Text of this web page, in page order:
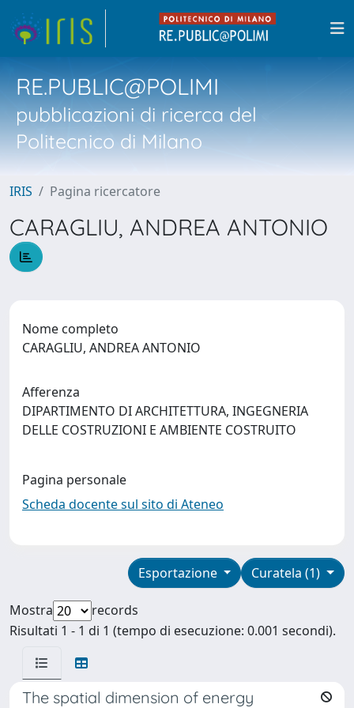
RE.PUBLIC@POLIMI
pubblicazioni di ricerca del
Politecnico di Milano
IRIS Pagina ricercatore
CARAGLIU, ANDREA ANTONIO
Nome completo
CARAGLIU, ANDREA ANTONIO
Afferenza
DIPARTIMENTO DI ARCHITETTURA, INGEGNERIA
DELLE COSTRUZIONI E AMBIENTE COSTRUITO
Pagina personale
Scheda docente sul sito di Ateneo
Curatela (1)
Esportazione
Mostra
records
Risultati 1 - 1 di 1 (tempo di esecuzione: 0.001 secondi).
The spatial dimension of energy